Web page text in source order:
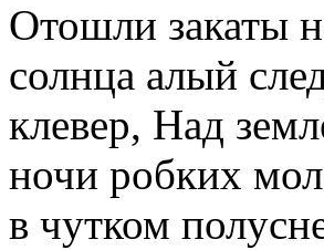
Отошли закаты
солнца алый
клевер, Над
ночи робких
в чутком